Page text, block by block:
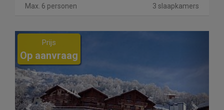
Max. 6 personen 3 slaapkamers
Previous
Prijs
Op aanvraag